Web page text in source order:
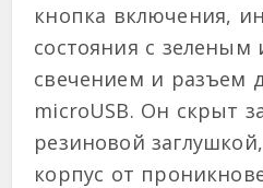
кнопка включения,
состояния с
свечением и разъем
microUSB. Он скрыт
резиновой
корпус от